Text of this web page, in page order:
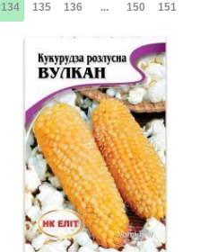
134 135 136 ... 150 151